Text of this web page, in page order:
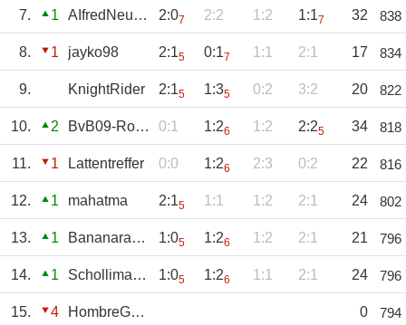
7. 1 AIfredNeumann 2:07 2:2 1:2 1:17 32 838
8. 1 jayko98 2:15 0:17 1:1 2:1 17 834
9. KnightRider 2:15 1:35 0:2 3:2 20 822
10. 2 BvB09-Robert 0:1 1:26 1:2 2:25 34 818
11. 1 Lattentreffer 0:0 1:26 2:3 0:2 22 816
12. 1 mahatma 2:15 1:1 1:2 2:1 24 802
13. 1 Bananarama 1:05 1:26 1:2 2:1 21 796
14. 1 Schollimat10 1:05 1:26 1:1 2:1 24 796
15. 4 HombreGato 0 794